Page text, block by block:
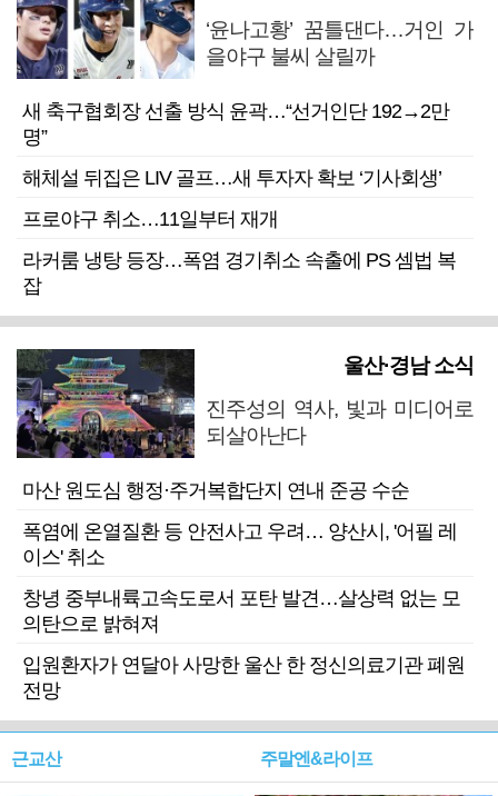
‘윤나고황’ 꿈틀댄다…거인 가
을야구 불씨 살릴까
새 축구협회장 선출 방식 윤곽…“선거인단 192→2만
명”
해체설 뒤집은 LIV 골프…새 투자자 확보 ‘기사회생’
프로야구 취소…11일부터 재개
라커룸 냉탕 등장…폭염 경기취소 속출에 PS 셈법 복
잡
울산·경남 소식
진주성의 역사, 빛과 미디어로
되살아난다
마산 원도심 행정·주거복합단지 연내 준공 수순
폭염에 온열질환 등 안전사고 우려… 양산시, '어필 레
이스' 취소
창녕 중부내륙고속도로서 포탄 발견…살상력 없는 모
의탄으로 밝혀져
입원환자가 연달아 사망한 울산 한 정신의료기관 폐원
전망
근교산 주말엔&라이프